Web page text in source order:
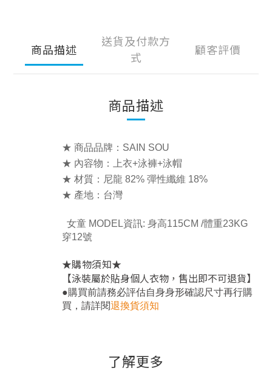
商品描述
送貨及付款方
式
顧客評價
商品描述
★ 商品品牌：SAIN SOU
★ 內容物：上衣+泳褲+泳帽
★ 材質： 尼龍 82% 彈性纖維 18%
★ 產地：台灣
女童 MODEL資訊: 身高115CM /體重23KG
穿12號
★購物須知★
【泳裝屬於貼身個人衣物，售出即不可退貨】
●購買前請務必評估自身身形確認尺寸再行購
買 ， 請詳閱退換貨須知
了解更多